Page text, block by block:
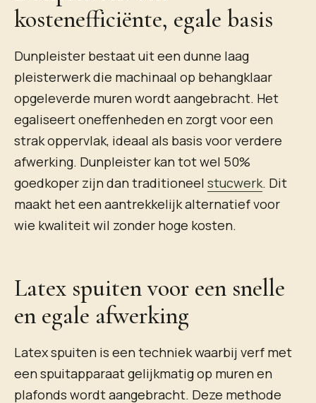
kostenefficiënte, egale basis
Dunpleister bestaat uit een dunne laag
pleisterwerk die machinaal op behangklaar
opgeleverde muren wordt aangebracht. Het
egaliseert oneffenheden en zorgt voor een
strak oppervlak, ideaal als basis voor verdere
afwerking. Dunpleister kan tot wel 50%
goedkoper zijn dan traditioneel stucwerk. Dit
maakt het een aantrekkelijk alternatief voor
wie kwaliteit wil zonder hoge kosten.
Latex spuiten voor een snelle
en egale afwerking
Latex spuiten is een techniek waarbij verf met
een spuitapparaat gelijkmatig op muren en
plafonds wordt aangebracht. Deze methode